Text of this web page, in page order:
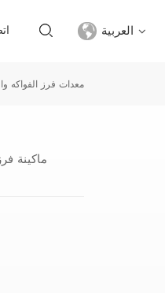
العربية
معدات فرز الفواكه
ماكينة